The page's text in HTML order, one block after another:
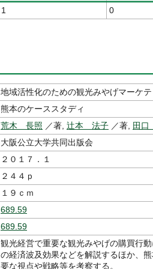
1 0
地域活性化のための観光みやげマーケ
熊本のケーススタディ
荒木 長照 ／著, 辻本 法子 ／著,
田
大阪公立大学共同出版会
２０１７．１
２４４ｐ
１９ｃｍ
689.59
689.59
観光経営で重要な観光みやげの購買行
の経済波及効果などを解説するほか、
要な視点や戦略等を考察する。